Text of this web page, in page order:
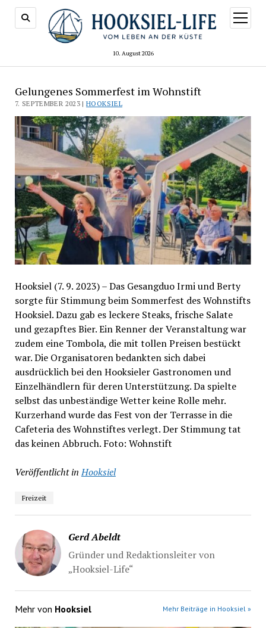
10. August 2026
Menü
öffnen
Gelungenes Sommerfest im Wohnstift
7. SEPTEMBER 2023 |HOOKSIEL
Hooksiel (7. 9. 2023) – Das Gesangduo Irmi und Berty
sorgte für Stimmung beim Sommerfest des Wohnstifts
Hooksiel. Dazu gab es leckere Steaks, frische Salate
und gezapftes Bier. Ein Renner der Veranstaltung war
zudem eine Tombola, die mit tollen Preisen bestückt
war. Die Organisatoren bedankten sich dabei
ausdrücklich bei den Hooksieler Gastronomen und
Einzelhändlern für deren Unterstützung. Da spielte
selbst das unbeständige Wetter keine Rolle mehr.
Kurzerhand wurde das Fest von der Terrasse in die
Cafeteria des Wohnstiftes verlegt. Der Stimmung tat
das keinen Abbruch. Foto: Wohnstift
Veröffentlicht in Hooksiel
Freizeit
Gerd Abeldt
Gründer und Redaktionsleiter von
„Hooksiel-Life“
Mehr von Hooksiel Mehr Beiträge in Hooksiel »